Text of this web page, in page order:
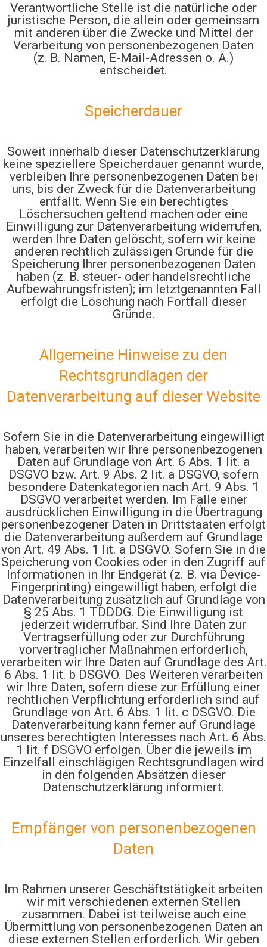
Verantwortliche Stelle ist die natürliche oder
juristische Person, die allein oder gemeinsam
mit anderen über die Zwecke und Mittel der
Verarbeitung von personenbezogenen Daten
(z. B. Namen, E-Mail-Adressen o. Ä.)
entscheidet.
Speicherdauer
Soweit innerhalb dieser Datenschutzerklärung
keine speziellere Speicherdauer genannt wurde,
verbleiben Ihre personenbezogenen Daten bei
uns, bis der Zweck für die Datenverarbeitung
entfällt. Wenn Sie ein berechtigtes
Löschersuchen geltend machen oder eine
Einwilligung zur Datenverarbeitung widerrufen,
werden Ihre Daten gelöscht, sofern wir keine
anderen rechtlich zulässigen Gründe für die
Speicherung Ihrer personenbezogenen Daten
haben (z. B. steuer- oder handelsrechtliche
Aufbewahrungsfristen); im letztgenannten Fall
erfolgt die Löschung nach Fortfall dieser
Gründe.
Allgemeine Hinweise zu den
Rechtsgrundlagen der
Datenverarbeitung auf dieser Website
Sofern Sie in die Datenverarbeitung eingewilligt
haben, verarbeiten wir Ihre personenbezogenen
Daten auf Grundlage von Art. 6 Abs. 1 lit. a
DSGVO bzw. Art. 9 Abs. 2 lit. a DSGVO, sofern
besondere Datenkategorien nach Art. 9 Abs. 1
DSGVO verarbeitet werden. Im Falle einer
ausdrücklichen Einwilligung in die Übertragung
personenbezogener Daten in Drittstaaten erfolgt
die Datenverarbeitung außerdem auf Grundlage
von Art. 49 Abs. 1 lit. a DSGVO. Sofern Sie in die
Speicherung von Cookies oder in den Zugriff auf
Informationen in Ihr Endgerät (z. B. via Device-
Fingerprinting) eingewilligt haben, erfolgt die
Datenverarbeitung zusätzlich auf Grundlage von
§ 25 Abs. 1 TDDDG. Die Einwilligung ist
jederzeit widerrufbar. Sind Ihre Daten zur
Vertragserfüllung oder zur Durchführung
vorvertraglicher Maßnahmen erforderlich,
verarbeiten wir Ihre Daten auf Grundlage des Art.
6 Abs. 1 lit. b DSGVO. Des Weiteren verarbeiten
wir Ihre Daten, sofern diese zur Erfüllung einer
rechtlichen Verpflichtung erforderlich sind auf
Grundlage von Art. 6 Abs. 1 lit. c DSGVO. Die
Datenverarbeitung kann ferner auf Grundlage
unseres berechtigten Interesses nach Art. 6 Abs.
1 lit. f DSGVO erfolgen. Über die jeweils im
Einzelfall einschlägigen Rechtsgrundlagen wird
in den folgenden Absätzen dieser
Datenschutzerklärung informiert.
Empfänger von personenbezogenen
Daten
Im Rahmen unserer Geschäftstätigkeit arbeiten
wir mit verschiedenen externen Stellen
zusammen. Dabei ist teilweise auch eine
Übermittlung von personenbezogenen Daten an
diese externen Stellen erforderlich. Wir geben